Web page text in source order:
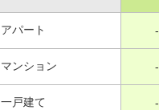
アパート -
マンション -
一戸建て -